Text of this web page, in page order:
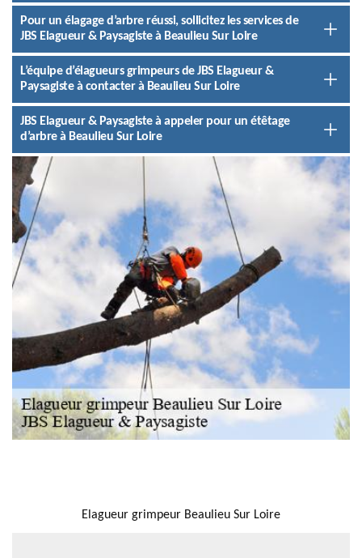
Pour un élagage d’arbre réussi, sollicitez les services de
JBS Elagueur & Paysagiste à Beaulieu Sur Loire
L’équipe d’élagueurs grimpeurs de JBS Elagueur &
Paysagiste à contacter à Beaulieu Sur Loire
JBS Elagueur & Paysagiste à appeler pour un étêtage
d’arbre à Beaulieu Sur Loire
Elagueur grimpeur Beaulieu Sur Loire